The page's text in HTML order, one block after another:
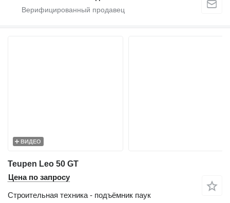
ВИДЕО
Teupen Leo 50 GT
Цена по запросу
Строительная техника - подъёмник паук